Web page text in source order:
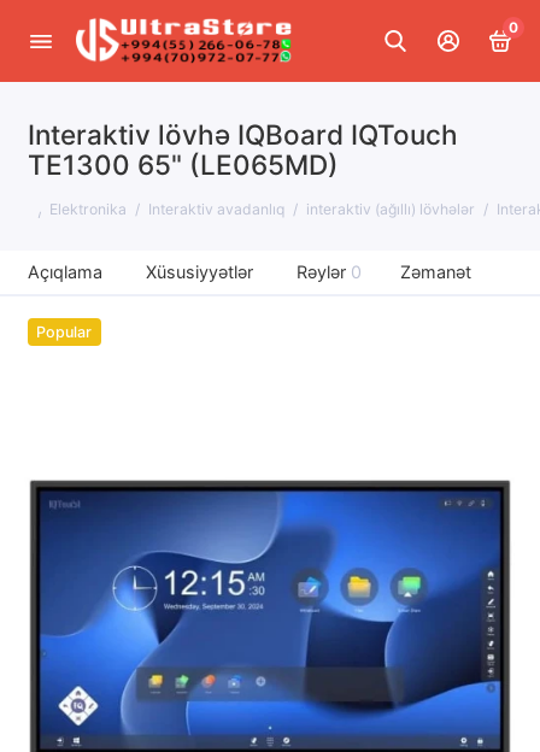
0
Interaktiv lövhə IQBoard IQTouch
TE1300 65" (LE065MD)
Elektronika Interaktiv avadanlıq interaktiv (ağıllı) lövhələr
Açıqlama Xüsusiyyətlər Rəylər 0 Zəmanət
Popular